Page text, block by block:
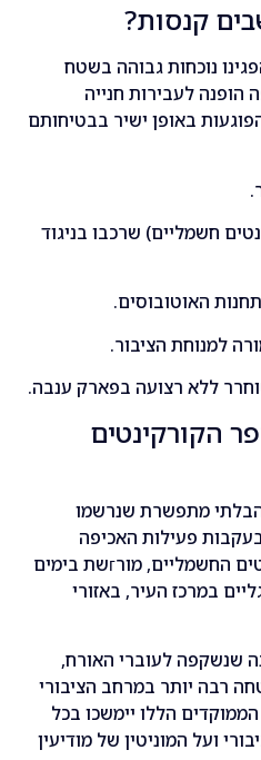
קנסות?
נוכחות גבוהה בשטח
לעבירות חנייה
באופן ישיר בבטיחותם
חשמליים) שרכבו בניגוד
האוטובוסים.
למנוחת הציבור.
ללא רצועה בפארק ענבה.
הקורקינטים
הבלתי מתפשרת שנרשמו
פעילות האכיפה
המשמעותית והממוקדת כנגד רוכבי האופניים והקורקינטים החשמליים, מורгשת בימים
במרכז העיר, באזורי
שנשקפה לעוברי האורח,
רבה יותר במרחב הציבורי
הללו יימשכו בכל
ועל המוניטין של מודיעין